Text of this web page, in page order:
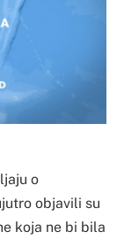
o
objavili su
koja ne bi bila